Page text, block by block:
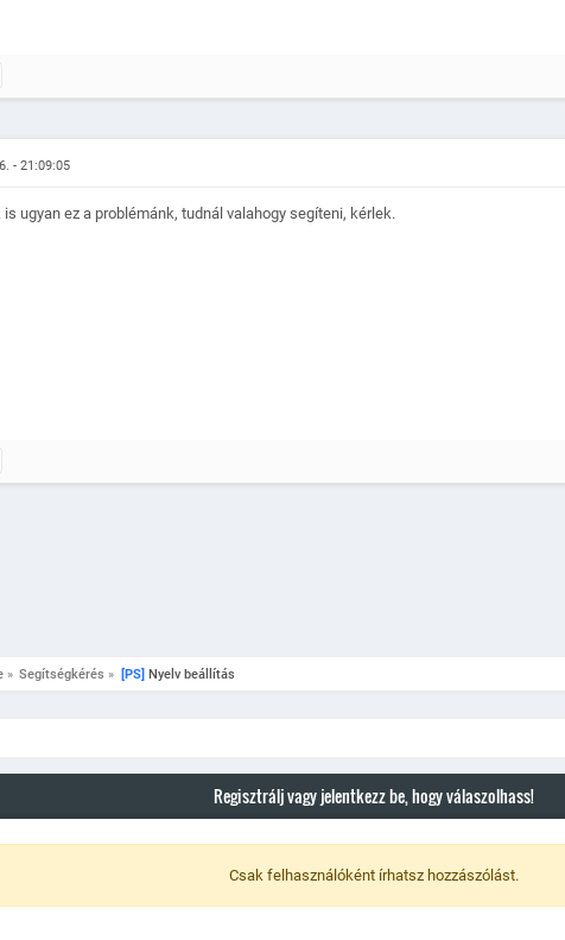
- 21:09:05
is ugyan ez a problémánk, tudnál valahogy segíteni, kérlek.
» Segítségkérés » [PS] Nyelv beállítás
Regisztrálj vagy jelentkezz be, hogy válaszolhass!
Csak felhasználóként írhatsz hozzászólást.